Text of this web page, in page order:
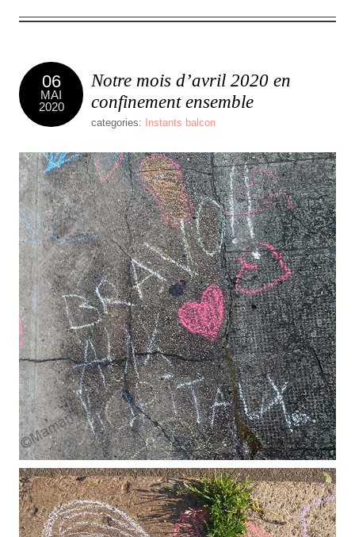
06
MAI
2020
Notre mois d’avril 2020 en
confinement ensemble
categories: Instants balcon